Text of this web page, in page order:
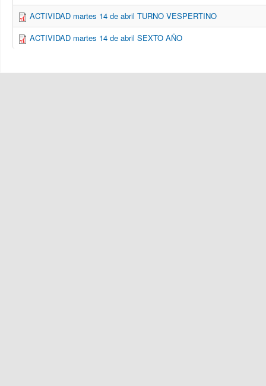
ACTIVIDAD martes 14 de abril TURNO VESPERTINO
ACTIVIDAD martes 14 de abril SEXTO AÑO